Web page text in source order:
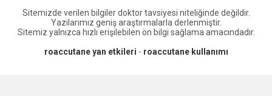
Sitemizde verilen bilgiler doktor tavsiyesi niteliğinde değildir.
Yazılarımız geniş araştırmalarla derlenmiştir.
Sitemiz yalnızca hızlı erişilebilen ön bilgi sağlama amacındadır.
roaccutane yan etkileri - roaccutane kullanımı